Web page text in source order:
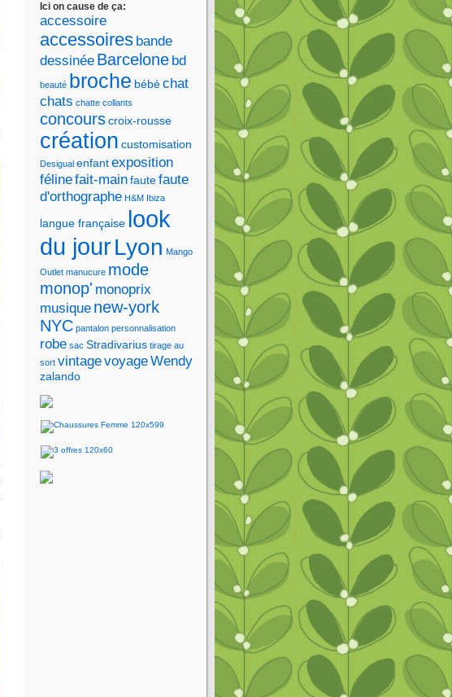
Ici on cause de ça:
accessoire
accessoires bande
dessinée Barcelone bd
beauté broche bébéchat
chats chatte collants
concourscroix-rousse
création customisation
Desigual enfantexposition
félinefait-mainfautefaute
d'orthographe H&M Ibiza
langue française look
du jourLyon Mango
Outlet manucure mode
monop' monoprix
musique new-york
NYC pantalon personnalisation
robe sac Stradivarius tirage au
sort vintagevoyageWendy
zalando